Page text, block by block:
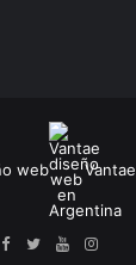
web Vantae